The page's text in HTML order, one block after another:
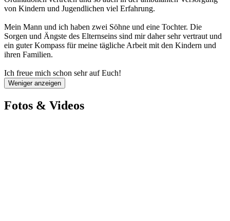
von Kindern und Jugendlichen viel Erfahrung.
Mein Mann und ich haben zwei Söhne und eine Tochter. Die
Sorgen und Ängste des Elternseins sind mir daher sehr vertraut und
ein guter Kompass für meine tägliche Arbeit mit den Kindern und
ihren Familien.
Ich freue mich schon sehr auf Euch!
Weniger anzeigen
Fotos & Videos